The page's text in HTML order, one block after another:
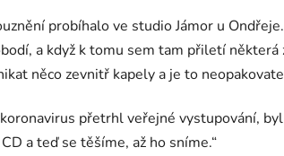
probíhalo ve studio Jámor u
a když k tomu sem tam přiletí některá
něco zevnitř kapely a je to
přetrhl veřejné vystupování,
a teď se těšíme, až ho sníme.“